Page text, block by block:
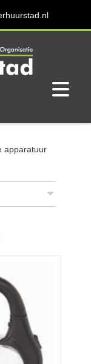
apparatuur